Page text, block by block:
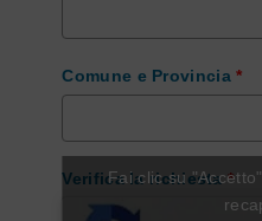
Comune e Provincia *
Verifica la richiesta*
Fai clic su